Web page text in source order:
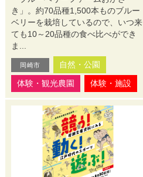
き」。約70品種1,500本ものブルー
ベリーを栽培しているので、いつ来
ても10～20品種の食べ比べができ
ま...
岡崎市
自然・公園
体験・観光農園
体験・施設